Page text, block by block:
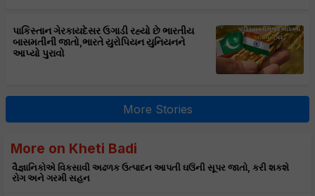
પાકિસ્તાન ગેરકાયદેસર ઉગાડી રહ્યો છે ભારતીય
બાસમતીની જાતો,ભારતે યુરોપિયન યુનિયનને
આપ્યો પુરાવો
More Stories
More on Kheti Badi
વૈજ્ઞાનિકોએ વિકસાવી અઢળક ઉત્પાદન આપતી ઘઉંની સૂપર જાતો, કરી શકશે
રોગ અને ગરમી સહન